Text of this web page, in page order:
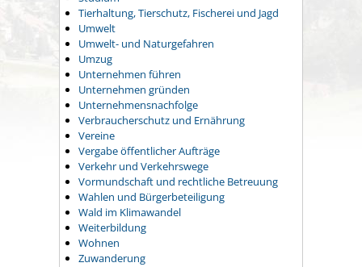
Tierhaltung, Tierschutz, Fischerei und Jagd
Umwelt
Umwelt- und Naturgefahren
Umzug
Unternehmen führen
Unternehmen gründen
Unternehmensnachfolge
Verbraucherschutz und Ernährung
Vereine
Vergabe öffentlicher Aufträge
Verkehr und Verkehrswege
Vormundschaft und rechtliche Betreuung
Wahlen und Bürgerbeteiligung
Wald im Klimawandel
Weiterbildung
Wohnen
Zuwanderung